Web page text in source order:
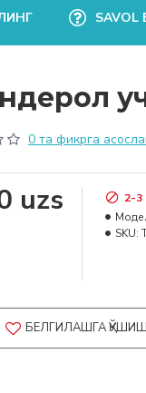
SAVOL
0 та фикрга
uzs
2-3
SKU:
БЕЛГИЛАШГА ҚЎШИШ